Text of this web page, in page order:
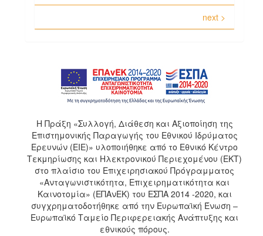
next >
H Πράξη «Συλλογή, Διάθεση και Αξιοποίηση της
Επιστημονικής Παραγωγής του Εθνικού Ιδρύματος
Ερευνών (ΕΙΕ)» υλοποιήθηκε από το Εθνικό Κέντρο
Τεκμηρίωσης και Ηλεκτρονικού Περιεχομένου (ΕΚΤ)
στο πλαίσιο του Επιχειρησιακού Πρόγραμματος
«Ανταγωνιστικότητα, Επιχειρηματικότητα και
Καινοτομία» (ΕΠΑνΕΚ) του ΕΣΠΑ 2014 -2020, και
συγχρηματοδοτήθηκε από την Ευρωπαϊκή Ένωση –
Ευρωπαϊκό Ταμείο Περιφερειακής Ανάπτυξης και
εθνικούς πόρους.